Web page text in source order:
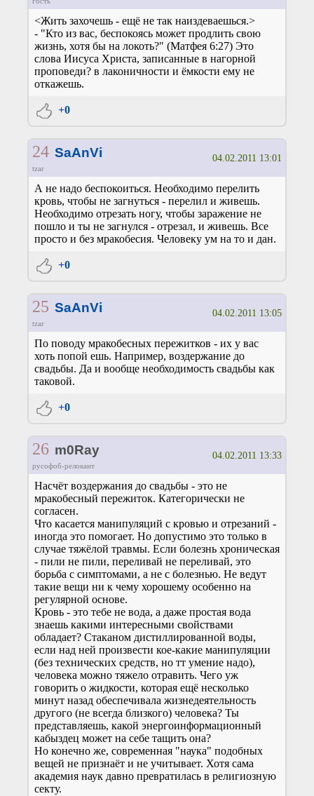
<Жить захочешь - ещё не так наиздеваешься.>
- "Кто из вас, беспокоясь может продлить свою
жизнь, хотя бы на локоть?" (Матфея 6:27) Это
слова Иисуса Христа, записанные в нагорной
проповеди? в лаконичности и ёмкости ему не
откажешь.
+0
24 SaAnVi
tzar
04.02.2011 13:01
А не надо беспокоиться. Необходимо перелить
кровь, чтобы не загнуться - перелил и живешь.
Необходимо отрезать ногу, чтобы заражение не
пошло и ты не загнулся - отрезал, и живешь. Все
просто и без мракобесия. Человеку ум на то и дан.
+0
25 SaAnVi
tzar
04.02.2011 13:05
По поводу мракобесных пережитков - их у вас
хоть попой ешь. Например, воздержание до
свадьбы. Да и вообще необходимость свадьбы как
таковой.
+0
26 m0Ray
русофоб-релокант
04.02.2011 13:33
Насчёт воздержания до свадьбы - это не
мракобесный пережиток. Категорически не
согласен.
Что касается манипуляций с кровью и отрезаний -
иногда это помогает. Но допустимо это только в
случае тяжёлой травмы. Если болезнь хроническая
- пили не пили, переливай не переливай, это
борьба с симптомами, а не с болезнью. Не ведут
такие вещи ни к чему хорошему особенно на
регулярной основе.
Кровь - это тебе не вода, а даже простая вода
знаешь какими интересными свойствами
обладает? Стаканом дистиллированной воды,
если над ней произвести кое-какие манипуляции
(без технических средств, но тт умение надо),
человека можно тяжело отравить. Чего уж
говорить о жидкости, которая ещё несколько
минут назад обеспечивала жизнедеятельность
другого (не всегда близкого) человека? Ты
представляешь, какой энергоинформационный
кабыздец может на себе тащить она?
Но конечно же, современная "наука" подобных
вещей не признаёт и не учитывает. Хотя сама
академия наук давно превратилась в религиозную
секту.